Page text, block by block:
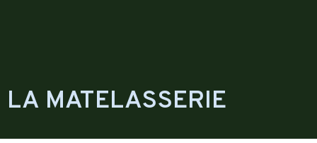
LA MATELASSERIE